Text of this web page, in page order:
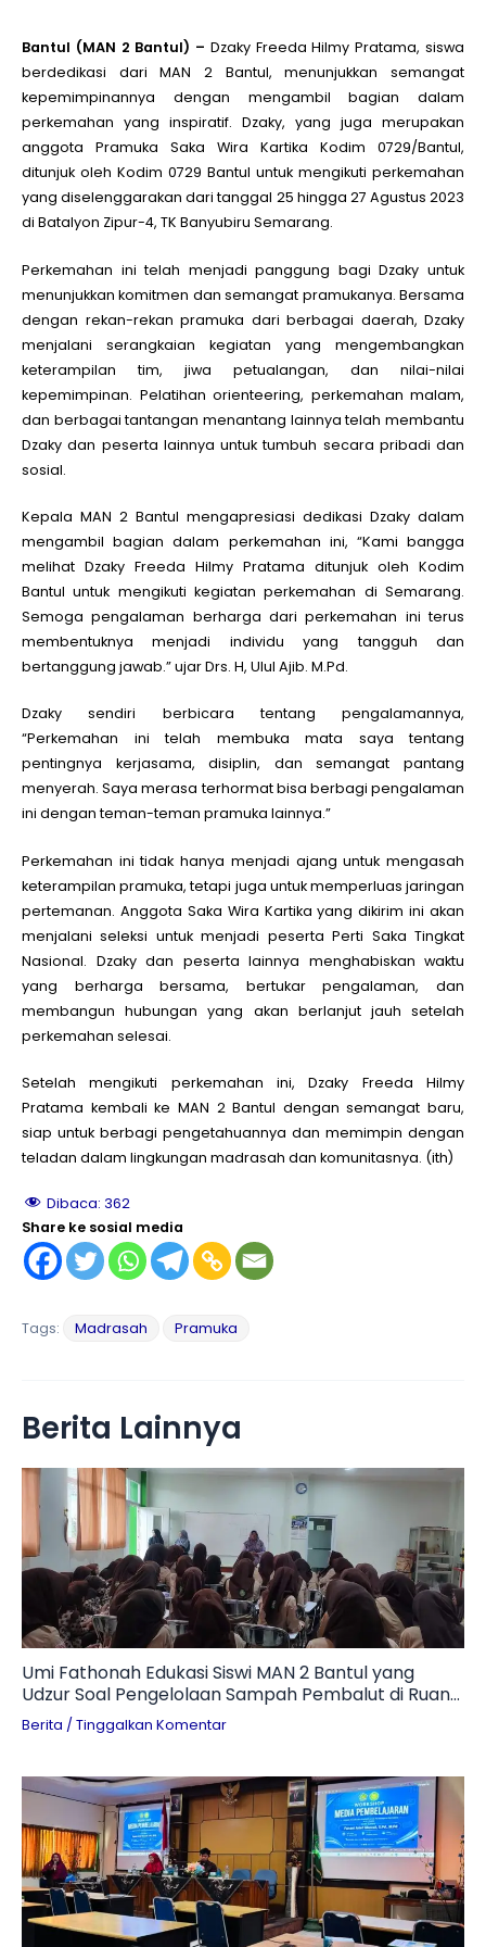
Bantul (MAN 2 Bantul) – Dzaky Freeda Hilmy Pratama, siswa
berdedikasi dari MAN 2 Bantul, menunjukkan semangat
kepemimpinannya dengan mengambil bagian dalam
perkemahan yang inspiratif. Dzaky, yang juga merupakan
anggota Pramuka Saka Wira Kartika Kodim 0729/Bantul,
ditunjuk oleh Kodim 0729 Bantul untuk mengikuti perkemahan
yang diselenggarakan dari tanggal 25 hingga 27 Agustus 2023
di Batalyon Zipur-4, TK Banyubiru Semarang.
Perkemahan ini telah menjadi panggung bagi Dzaky untuk
menunjukkan komitmen dan semangat pramukanya. Bersama
dengan rekan-rekan pramuka dari berbagai daerah, Dzaky
menjalani serangkaian kegiatan yang mengembangkan
keterampilan tim, jiwa petualangan, dan nilai-nilai
kepemimpinan. Pelatihan orienteering, perkemahan malam,
dan berbagai tantangan menantang lainnya telah membantu
Dzaky dan peserta lainnya untuk tumbuh secara pribadi dan
sosial.
Kepala MAN 2 Bantul mengapresiasi dedikasi Dzaky dalam
mengambil bagian dalam perkemahan ini, “Kami bangga
melihat Dzaky Freeda Hilmy Pratama ditunjuk oleh Kodim
Bantul untuk mengikuti kegiatan perkemahan di Semarang.
Semoga pengalaman berharga dari perkemahan ini terus
membentuknya menjadi individu yang tangguh dan
bertanggung jawab.” ujar Drs. H, Ulul Ajib. M.Pd.
Dzaky sendiri berbicara tentang pengalamannya,
“Perkemahan ini telah membuka mata saya tentang
pentingnya kerjasama, disiplin, dan semangat pantang
menyerah. Saya merasa terhormat bisa berbagi pengalaman
ini dengan teman-teman pramuka lainnya.”
Perkemahan ini tidak hanya menjadi ajang untuk mengasah
keterampilan pramuka, tetapi juga untuk memperluas jaringan
pertemanan. Anggota Saka Wira Kartika yang dikirim ini akan
menjalani seleksi untuk menjadi peserta Perti Saka Tingkat
Nasional. Dzaky dan peserta lainnya menghabiskan waktu
yang berharga bersama, bertukar pengalaman, dan
membangun hubungan yang akan berlanjut jauh setelah
perkemahan selesai.
Setelah mengikuti perkemahan ini, Dzaky Freeda Hilmy
Pratama kembali ke MAN 2 Bantul dengan semangat baru,
siap untuk berbagi pengetahuannya dan memimpin dengan
teladan dalam lingkungan madrasah dan komunitasnya. (ith)
Dibaca: 362
Share ke sosial media
Tags: Madrasah Pramuka
Berita Lainnya
Umi Fathonah Edukasi Siswi MAN 2 Bantul yang
Udzur Soal Pengelolaan Sampah Pembalut di Ruang
Otomotif
Berita / Tinggalkan Komentar